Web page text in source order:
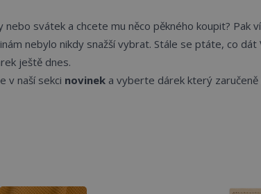
nebo svátek a chcete mu něco pěkného koupit? Pak
nebylo nikdy snažší vybrat. Stále se ptáte, co dát
ještě dnes.
v naší sekci novinek a vyberte dárek který zaručeně